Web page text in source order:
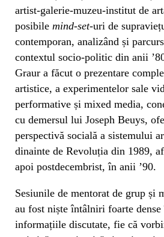
artist-galerie-muzeu-institut de
posibile mind-set-uri de
contemporan, analizând și
contextul socio-politic din anii
Graur a făcut o prezentare
artistice, a experimentelor sale
performative și mixed media,
cu demersul lui Joseph Beuys,
perspectivă socială a sistemului
dinainte de Revoluția din 1989,
apoi postdecembrist, în anii ’90.
Sesiunile de mentorat de grup și
au fost niște întâlniri foarte
informațiile discutate, fie că